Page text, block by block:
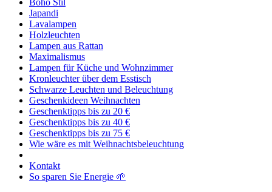
Boho Stil
Japandi
Lavalampen
Holzleuchten
Lampen aus Rattan
Maximalismus
Lampen für Küche und Wohnzimmer
Kronleuchter über dem Esstisch
Schwarze Leuchten und Beleuchtung
Geschenkideen Weihnachten
Geschenktipps bis zu 20 €
Geschenktipps bis zu 40 €
Geschenktipps bis zu 75 €
Wie wäre es mit Weihnachtsbeleuchtung
Kontakt
So sparen Sie Energie 🌱